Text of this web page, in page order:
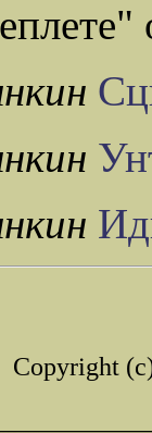
Copyright